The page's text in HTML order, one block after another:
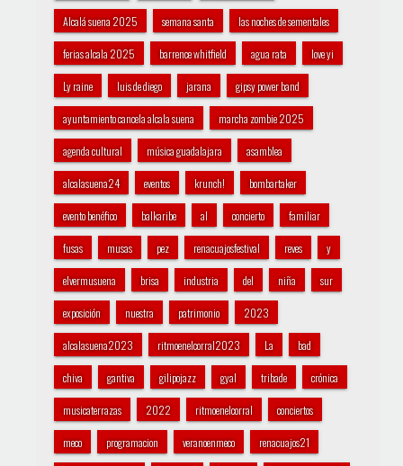
Alcalá suena 2025 semana santa las noches de sementales
ferias alcala 2025 barrence whitfield agua rata love yi
Ly raine luis de diego jarana gipsy power band
ayuntamiento cancela alcala suena marcha zombie 2025
agenda cultural música guadalajara asamblea
alcalasuena24 eventos krunch! bombartaker
evento benéfico balkaribe al concierto familiar
fusas musas pez renacuajosfestival reves y
elvermusuena brisa industria del niña sur
exposición nuestra patrimonio 2023
alcalasuena2023 ritmoenelcorral2023 La bad
chiva gantiva gilipojazz gyal tribade crónica
musicaterrazas 2022 ritmoenelcorral conciertos
meco programacion veranoenmeco renacuajos21